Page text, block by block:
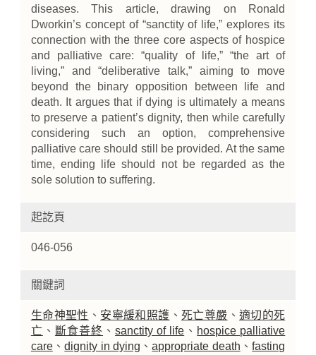
diseases. This article, drawing on Ronald
Dworkin’s concept of “sanctity of life,” explores its
connection with the three core aspects of hospice
and palliative care: “quality of life,” “the art of
living,” and “deliberative talk,” aiming to move
beyond the binary opposition between life and
death. It argues that if dying is ultimately a means
to preserve a patient’s dignity, then while carefully
considering such an option, comprehensive
palliative care should still be provided. At the same
time, ending life should not be regarded as the
sole solution to suffering.
起訖頁
046-056
關鍵詞
生命神聖性 、 安寧緩和照護 、死亡尊嚴 、適切的死
亡 、 斷食善終 、sanctity of life 、 hospice palliative
care、dignity in dying 、appropriate death 、fasting